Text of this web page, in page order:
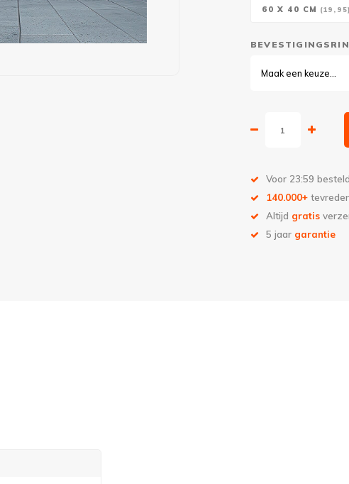
60 X 40 CM (19,95)
Maak een keuze...
Voor 23:59
140.000+
Altijd gratis
5 jaar garantie